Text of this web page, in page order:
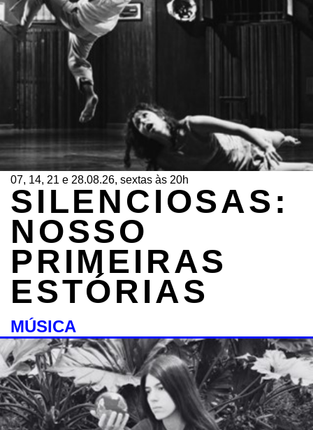
07, 14, 21 e 28.08.26, sextas às 20h
SILENCIOSAS:
NOSSO
PRIMEIRAS
ESTÓRIAS
MÚSICA